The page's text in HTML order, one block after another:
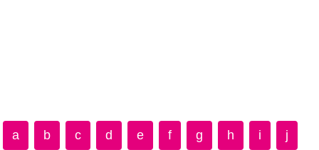
a b c d e f g h i j